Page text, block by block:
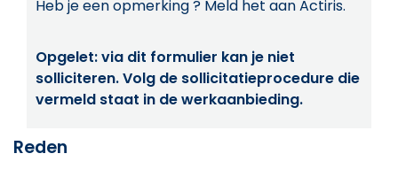
Heb je een opmerking ? Meld het aan Actiris.
Opgelet: via dit formulier kan je niet
solliciteren. Volg de sollicitatieprocedure die
vermeld staat in de werkaanbieding.
Reden